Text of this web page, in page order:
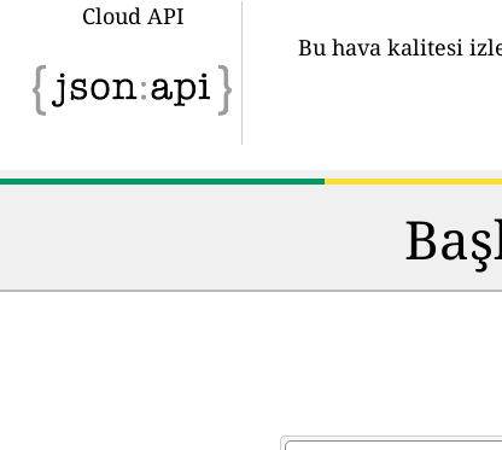
Cloud API
Bu hava kalitesi